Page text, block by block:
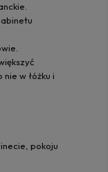
w łóżku i
pokoju